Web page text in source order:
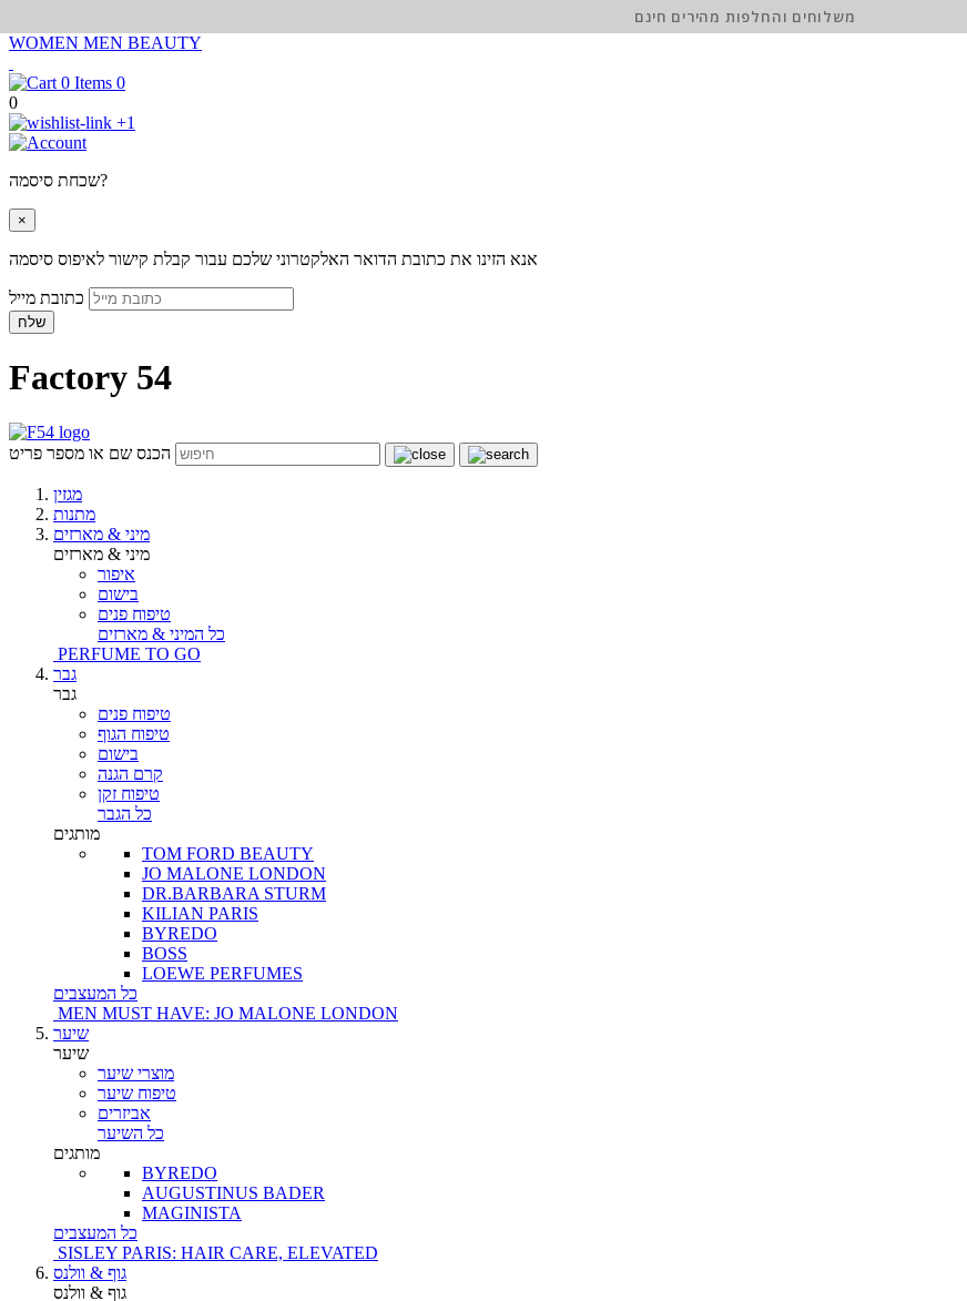
WOMEN MEN BEAUTY
0
0
+1
שכחת סיסמה?
×
אנא הזינו את כתובת הדואר האלקטרוני שלכם עבור קבלת קישור לאיפוס סיסמה
שלח
Factory 54
הכנס שם או מספר פריט
מגזין
מתנות
מיני & מארזים
מיני & מארזים
איפור
בישום
טיפוח פנים
כל המיני & מארזים
PERFUME TO GO
גבר
גבר
טיפוח פנים
טיפוח הגוף
בישום
קרם הגנה
טיפוח זקן
כל הגבר
מותגים
TOM FORD BEAUTY
JO MALONE LONDON
DR.BARBARA STURM
KILIAN PARIS
BYREDO
BOSS
LOEWE PERFUMES
כל המעצבים
MEN MUST HAVE: JO MALONE LONDON
שיער
שיער
מוצרי שיער
טיפוח שיער
אביזרים
כל השיער
מותגים
BYREDO
AUGUSTINUS BADER
MAGINISTA
כל המעצבים
SISLEY PARIS: HAIR CARE, ELEVATED
גוף & וולנס
גוף & וולנס
משלוחים והחלפות מהירים חינם